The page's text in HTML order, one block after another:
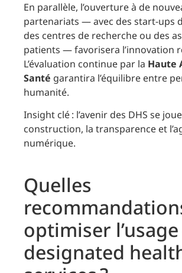
En parallèle, l’ouverture à de
partenariats — avec des start-ups
des centres de recherche ou des
patients — favorisera l’innovation
L’évaluation continue par la Haute
Santé garantira l’équilibre entre
humanité.
Insight clé : l’avenir des DHS se
construction, la transparence et
numérique.
Quelles
optimiser
designated